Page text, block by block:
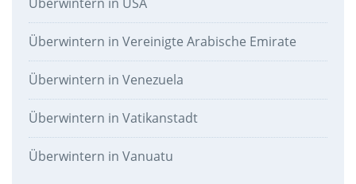
Überwintern in Vereinigte Arabische Emirate
Überwintern in Venezuela
Überwintern in Vatikanstadt
Überwintern in Vanuatu